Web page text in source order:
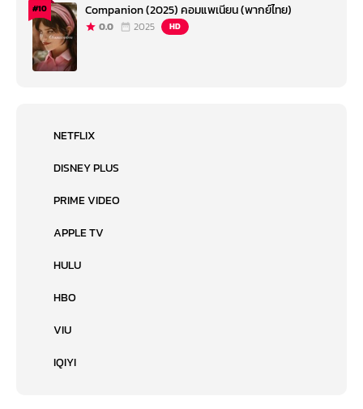
#10 Companion (2025) คอมแพเนียน (พากย์ไทย)
0.0 2025 HD
NETFLIX
DISNEY PLUS
PRIME VIDEO
APPLE TV
HULU
HBO
VIU
IQIYI